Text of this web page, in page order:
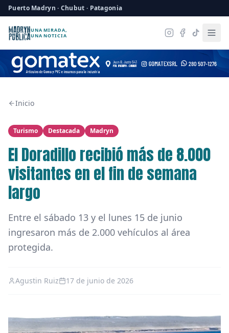
Puerto Madryn · Chubut · Patagonia
UNA MIRADA,
UNA NOTICIA
Inicio
Turismo Destacada Madryn
El Doradillo recibió más de 8.000
visitantes en el fin de semana
largo
Entre el sábado 13 y el lunes 15 de junio
ingresaron más de 2.000 vehículos al área
protegida.
Agustin Ruiz 17 de junio de 2026